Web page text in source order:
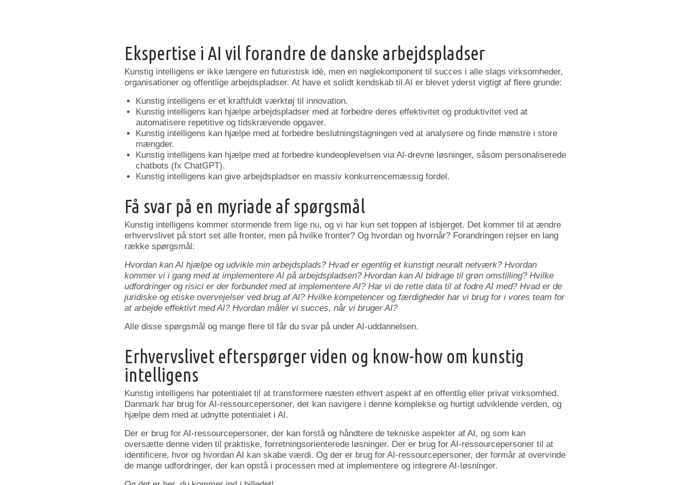
Ekspertise i AI vil forandre de danske arbejdspladser
Kunstig intelligens er ikke længere en futuristisk idé, men en nøglekomponent til succes i alle slags virksomheder,
organisationer og offentlige arbejdspladser. At have et solidt kendskab til AI er blevet yderst vigtigt af flere grunde:
Kunstig intelligens er et kraftfuldt værktøj til innovation.
Kunstig intelligens kan hjælpe arbejdspladser med at forbedre deres effektivitet og produktivitet ved at
automatisere repetitive og tidskrævende opgaver.
Kunstig intelligens kan hjælpe med at forbedre beslutningstagningen ved at analysere og finde mønstre i store
mængder.
Kunstig intelligens kan hjælpe med at forbedre kundeoplevelsen via AI-drevne løsninger, såsom personaliserede
chatbots (fx ChatGPT).
Kunstig intelligens kan give arbejdspladser en massiv konkurrencemæssig fordel.
Få svar på en myriade af spørgsmål
Kunstig intelligens kommer stormende frem lige nu, og vi har kun set toppen af isbjerget. Det kommer til at ændre
erhvervslivet på stort set alle fronter, men på hvilke fronter? Og hvordan og hvornår? Forandringen rejser en lang
række spørgsmål:
Hvordan kan AI hjælpe og udvikle min arbejdsplads? Hvad er egentlig et kunstigt neuralt netværk? Hvordan
kommer vi i gang med at implementere AI på arbejdspladsen? Hvordan kan AI bidrage til grøn omstilling? Hvilke
udfordringer og risici er der forbundet med at implementere AI? Har vi de rette data til at fodre AI med? Hvad er de
juridiske og etiske overvejelser ved brug af AI? Hvilke kompetencer og færdigheder har vi brug for i vores team for
at arbejde effektivt med AI? Hvordan måler vi succes, når vi bruger AI?
Alle disse spørgsmål og mange flere til får du svar på under AI-uddannelsen.
Erhvervslivet efterspørger viden og know-how om kunstig
intelligens
Kunstig intelligens har potentialet til at transformere næsten ethvert aspekt af en offentlig eller privat virksomhed.
Danmark har brug for AI-ressourcepersoner, der kan navigere i denne komplekse og hurtigt udviklende verden, og
hjælpe dem med at udnytte potentialet i AI.
Der er brug for AI-ressourcepersoner, der kan forstå og håndtere de tekniske aspekter af AI, og som kan
oversætte denne viden til praktiske, forretningsorienterede løsninger. Der er brug for AI-ressourcepersoner til at
identificere, hvor og hvordan AI kan skabe værdi. Og der er brug for AI-ressourcepersoner, der formår at overvinde
de mange udfordringer, der kan opstå i processen med at implementere og integrere AI-løsninger.